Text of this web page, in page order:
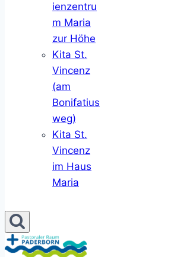
ienzentru
m Maria
zur Höhe
Kita St.
Vincenz
(am
Bonifatius
weg)
Kita St.
Vincenz
im Haus
Maria